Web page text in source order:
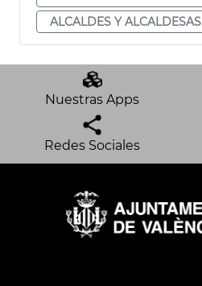
ALCALDES Y
Nuestras Apps
Redes Sociales